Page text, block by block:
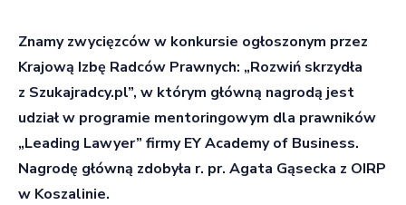
Znamy zwycięzców w konkursie ogłoszonym przez
Krajową Izbę Radców Prawnych: „Rozwiń skrzydła
z Szukajradcy.pl”, w którym główną nagrodą jest
udział w programie mentoringowym dla prawników
„Leading Lawyer” firmy EY Academy of Business.
Nagrodę główną zdobyła r. pr. Agata Gąsecka z OIRP
w Koszalinie.